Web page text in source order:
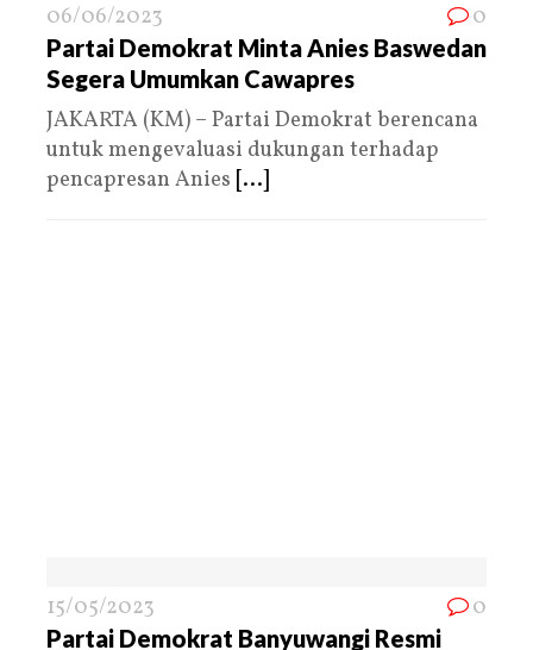
06/06/2023 0
Partai Demokrat Minta Anies Baswedan
Segera Umumkan Cawapres
JAKARTA (KM) – Partai Demokrat berencana
untuk mengevaluasi dukungan terhadap
pencapresan Anies [...]
15/05/2023 0
Partai Demokrat Banyuwangi Resmi